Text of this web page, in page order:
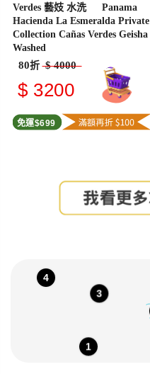
Verdes 藝妓 水洗 Panama
Hacienda La Esmeralda Private
Collection Cañas Verdes Geisha
Washed
80折 $ 4000
$ 3200
免運$699
1
3
4